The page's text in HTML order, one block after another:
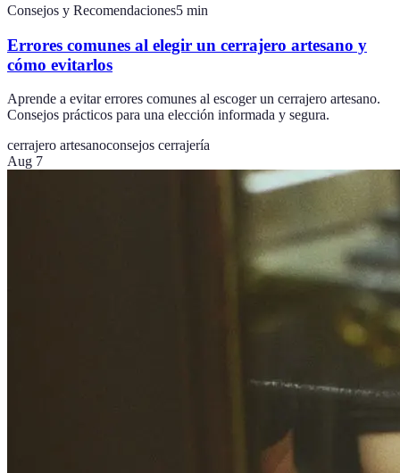
Consejos y Recomendaciones5 min
Errores comunes al elegir un cerrajero artesano y
cómo evitarlos
Aprende a evitar errores comunes al escoger un cerrajero artesano.
Consejos prácticos para una elección informada y segura.
cerrajero artesanoconsejos cerrajería
Aug 7